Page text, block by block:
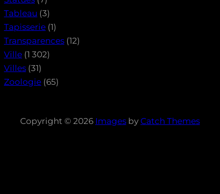
Tableau (3)
Tapisserie (1)
Transparences (12)
Ville (1 302)
Villes (31)
Zoologie (65)
Copyright © 2026 Images by Catch Themes